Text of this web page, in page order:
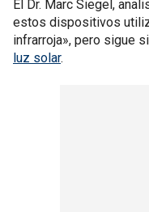
El Dr. Marc Siegel,
estos dispositivos
infrarroja», pero sigue
luz solar.